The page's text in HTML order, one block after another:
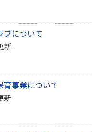
ブについて
新
育事業について
新